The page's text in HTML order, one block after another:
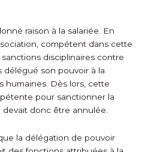
raison à la salariée. En
compétent dans cette
disciplinaires contre
délégué son pouvoir à la
humaines. Dès lors, cette
pour sanctionner la
donc être annulée.
la délégation de pouvoir